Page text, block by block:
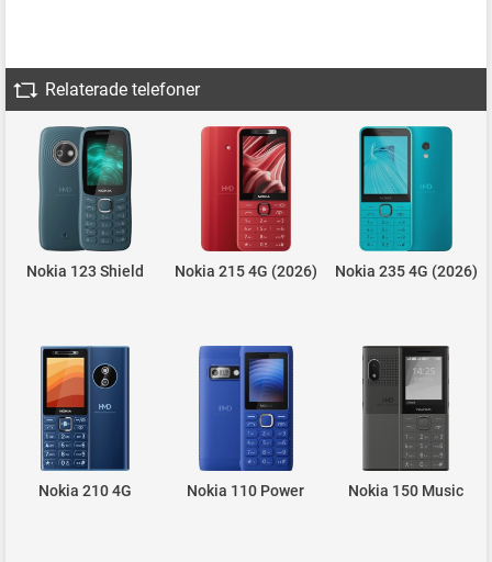
Relaterade telefoner
Nokia 123 Shield Nokia 215 4G (2026) Nokia 235 4G (2026)
Nokia 210 4G Nokia 110 Power Nokia 150 Music